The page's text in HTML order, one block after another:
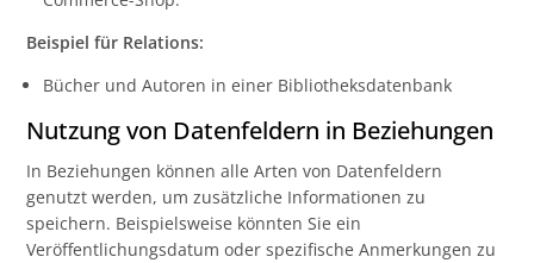
Beispiel für Relations:
Bücher und Autoren in einer Bibliotheksdatenbank
Nutzung von Datenfeldern in Beziehungen
In Beziehungen können alle Arten von Datenfeldern
genutzt werden, um zusätzliche Informationen zu
speichern. Beispielsweise könnten Sie ein
Veröffentlichungsdatum oder spezifische Anmerkungen zu